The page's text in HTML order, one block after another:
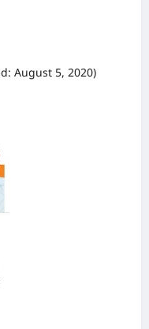
August 5, 2020)